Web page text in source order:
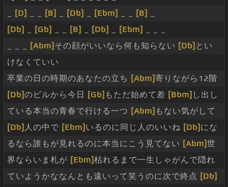
[D] [B] [Db] [Ebm] [B]
[Db]
[Gb] [B] [Db] [Ebm]
[Abm] その顔がいいなら何も知らない [Db] とい
けなくていい
卒業の日の時期のあなたの立ち [Abm]寄りながら12階
[Db]のビルから今日 [Gb] もただ始めて差 [Bbm] し出し
ている本当の青春で行ける一つ [Abm] もない気がして
[Db] 人の中で [Ebm] いるのに同じ人のいいね [Db] にな
るなら誰もが見れるのに本当にこう見てない [Abm]世
界ならいま札が [Ebm]枯れるまで一生しゃがんで隠れ
ていようかななんとも遠いって笑うのに次で終点 [Db]